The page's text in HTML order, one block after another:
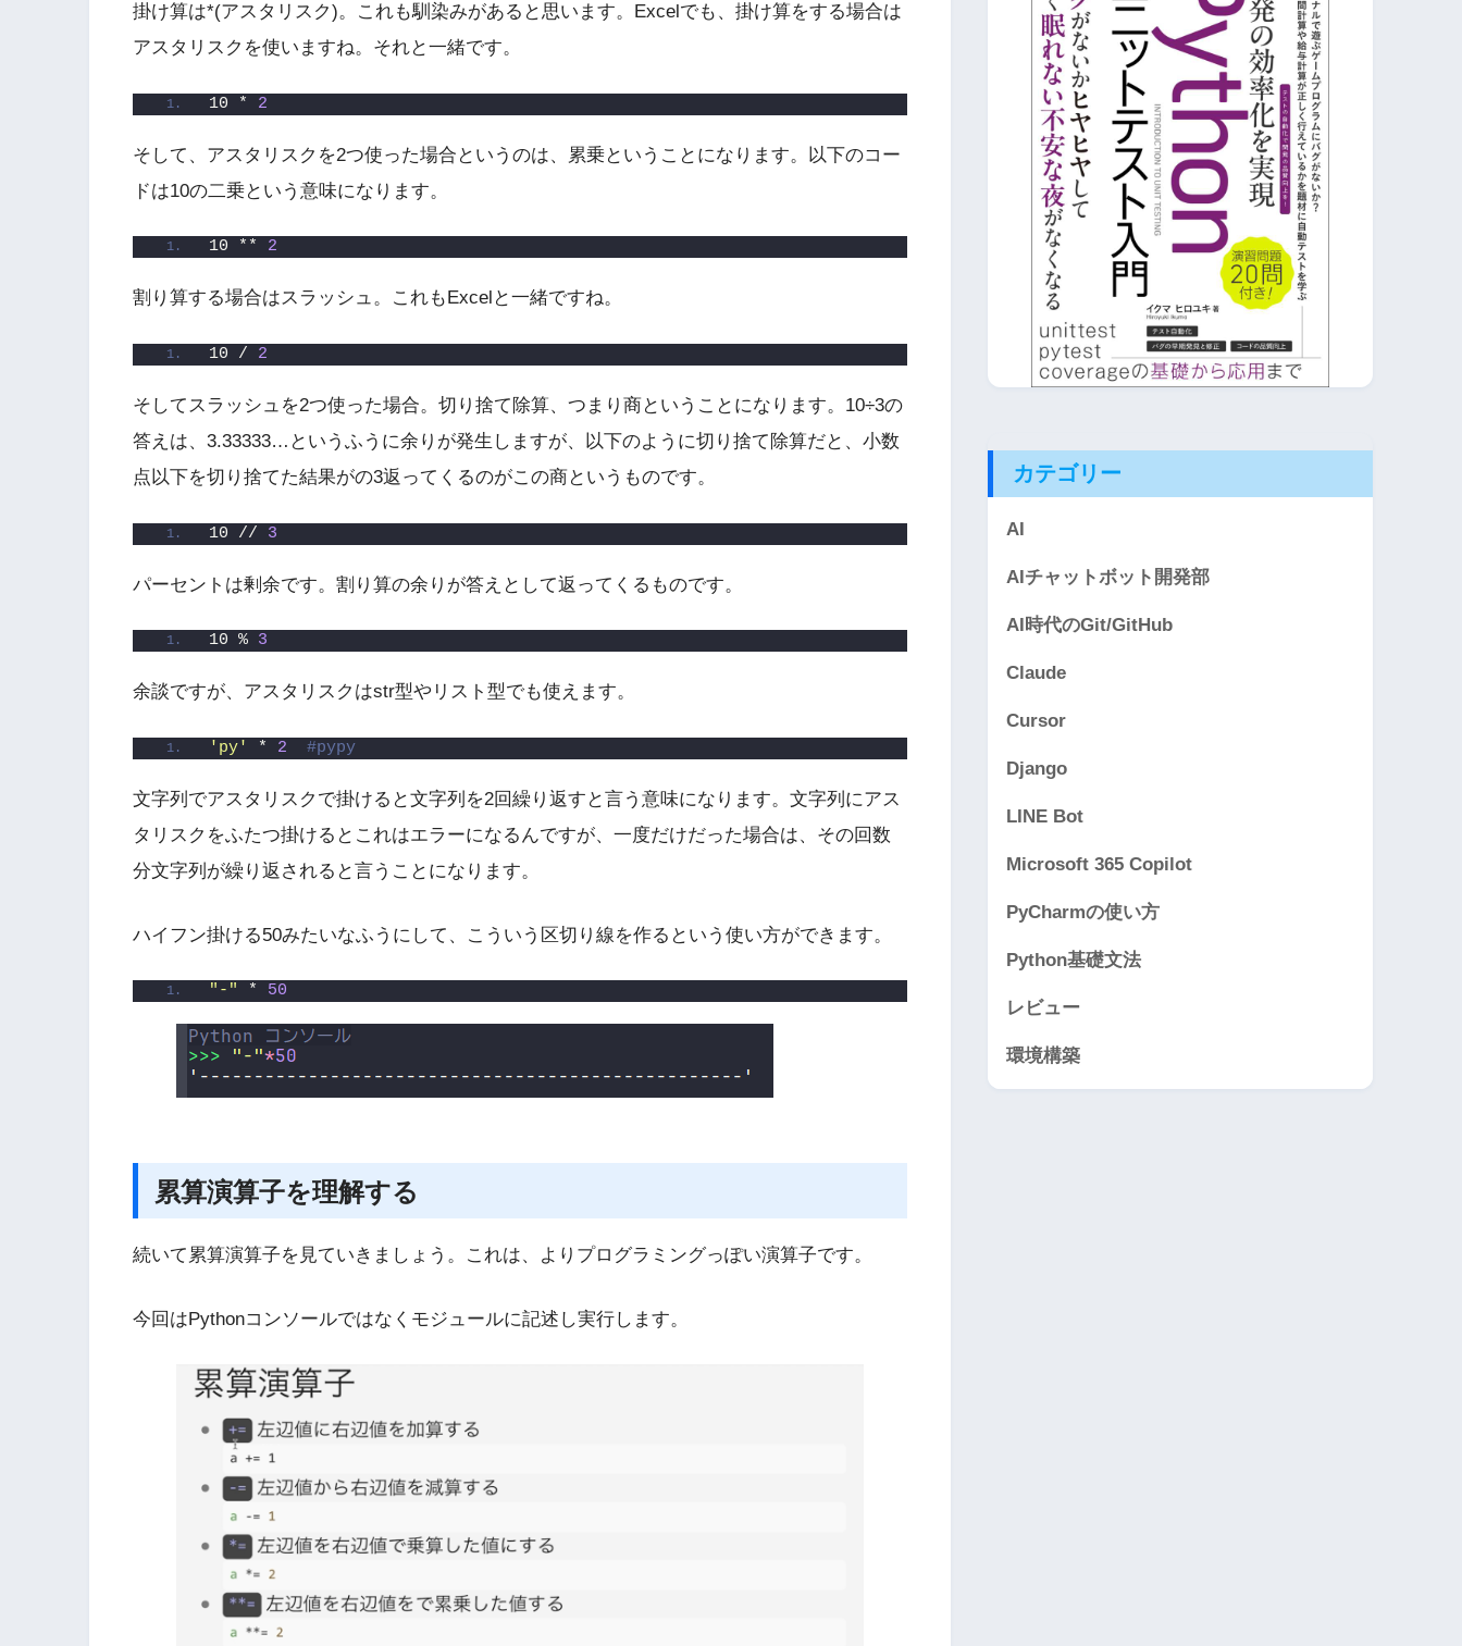
掛け算は*(アスタリスク)。これも馴染みがあると思います。Excelでも、掛け算をする場合は
アスタリスクを使いますね。それと一緒です。
10 * 2
そして、アスタリスクを2つ使った場合というのは、累乗ということになります。以下のコー
ドは10の二乗という意味になります。
10 ** 2
割り算する場合はスラッシュ。これもExcelと一緒ですね。
10 / 2
そしてスラッシュを2つ使った場合。切り捨て除算、つまり商ということになります。10÷3の
答えは、3.33333…というふうに余りが発生しますが、以下のように切り捨て除算だと、小数
点以下を切り捨てた結果がの3返ってくるのがこの商というものです。
10 // 3
パーセントは剰余です。割り算の余りが答えとして返ってくるものです。
10 % 3
余談ですが、アスタリスクはstr型やリスト型でも使えます。
'py' * 2 #pypy
文字列でアスタリスクで掛けると文字列を2回繰り返すと言う意味になります。文字列にアス
タリスクをふたつ掛けるとこれはエラーになるんですが、一度だけだった場合は、その回数
分文字列が繰り返されると言うことになります。
ハイフン掛ける50みたいなふうにして、こういう区切り線を作るという使い方ができます。
"-" * 50
累算演算子を理解する
続いて累算演算子を見ていきましょう。これは、よりプログラミングっぽい演算子です。
今回はPythonコンソールではなくモジュールに記述し実行します。
カテゴリー
AI
AIチャットボット開発部
AI時代のGit/GitHub
Claude
Cursor
Django
LINE Bot
Microsoft 365 Copilot
PyCharmの使い方
Python基礎文法
レビュー
環境構築